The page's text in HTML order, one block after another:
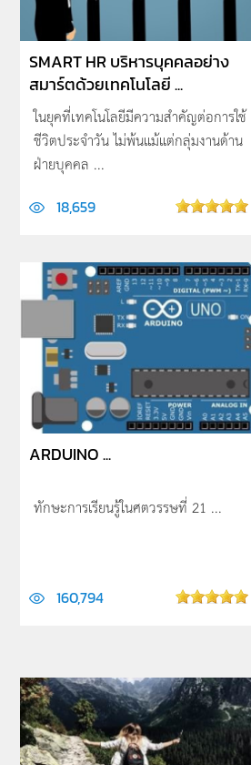
SMART HR บริหารบุคคลอย่าง
สมาร์ตด้วยเทคโนโลยี ...
ในยุคที่เทคโนโลยีมีความสำคัญต่อการใช้
ชีวิตประจำวัน ไม่พ้นแม้แต่กลุ่มงานด้าน
ฝ่ายบุคคล ...
18,659
ARDUINO ...
ทักษะการเรียนรู้ในศตวรรษที่ 21 ...
160,794